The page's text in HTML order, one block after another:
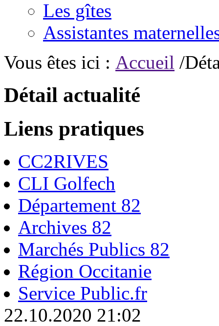
Les gîtes
Assistantes
Vous êtes ici : Accueil /
Détail actualité
Liens pratiques
CC2RIVES
CLI Golfech
Département 82
Archives 82
Marchés Publics 82
Région Occitanie
Service Public.fr
22.10.2020 21:02